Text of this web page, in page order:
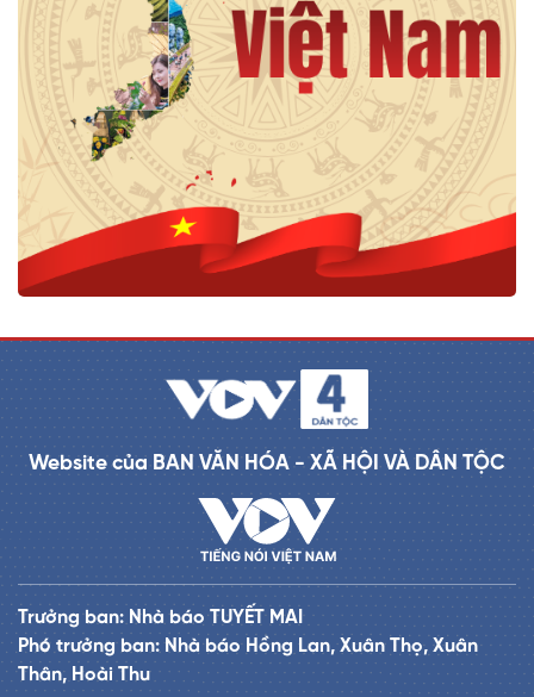
Website của BAN VĂN HÓA - XÃ HỘI VÀ DÂN TỘC
Trưởng ban: Nhà báo TUYẾT MAI
Phó trưởng ban: Nhà báo Hồng Lan, Xuân Thọ, Xuân
Thân, Hoài Thu